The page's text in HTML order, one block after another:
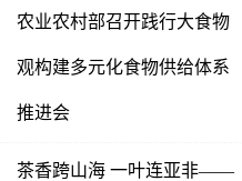
农业农村部召开践行大食物
观构建多元化食物供给体系
推进会
茶香跨山海 一叶连亚非——